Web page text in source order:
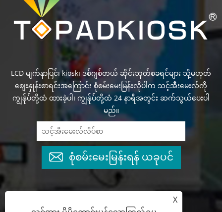
LCD မျက်နှာပြင်၊ kiosk၊ ဒစ်ဂျစ်တယ် ဆိုင်းဘုတ်စခရင်များ သို့မဟုတ်
စျေးနှုန်းစာရင်းအကြောင်း စုံစမ်းမေးမြန်းလိုပါက သင့်အီးမေးလ်ကို
ကျွန်ုပ်တို့ထံ ထားခဲ့ပါ၊ ကျွန်ုပ်တို့ထံ 24 နာရီအတွင်း ဆက်သွယ်ပေးပါ
မည်။
စုံစမ်းမေးမြန်းရန် ယခုပင်
+86-13825769658
X